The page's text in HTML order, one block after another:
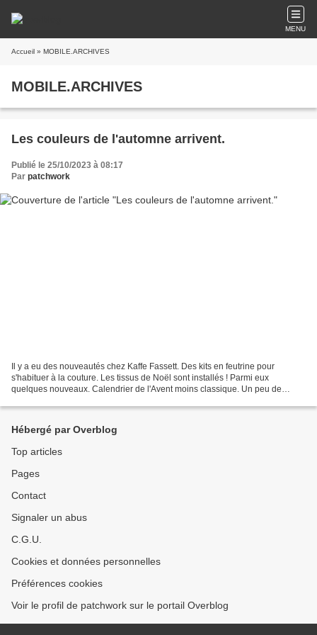
MENU
Accueil » MOBILE.ARCHIVES
MOBILE.ARCHIVES
Les couleurs de l'automne arrivent.
Publié le 25/10/2023 à 08:17
Par patchwork
Il y a eu des nouveautés chez Kaffe Fassett. Des kits en feutrine pour
s'habituer à la couture. Les tissus de Noël sont installés ! Parmi eux
quelques nouveaux. Calendrier de l'Avent moins classique. Un peu de
Hébergé par Overblog
Top articles
Pages
Contact
Signaler un abus
C.G.U.
Cookies et données personnelles
Préférences cookies
Voir le profil de patchwork sur le portail Overblog